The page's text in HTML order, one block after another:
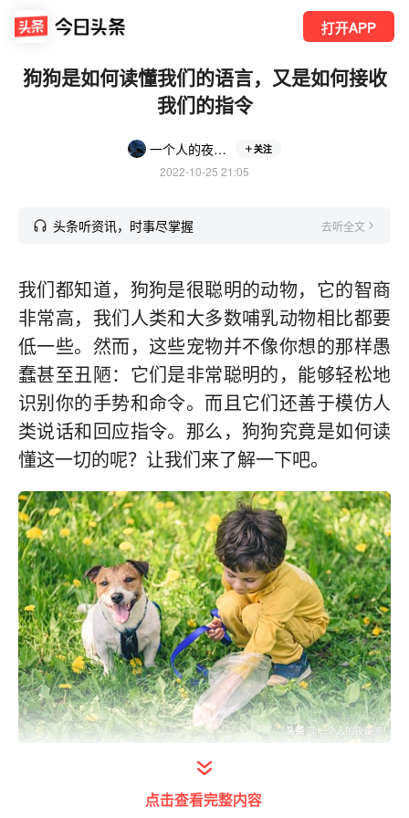
打开APP
狗狗是如何读懂我们的语言，又是如何接收
我们的指令
一个人的夜晚黑 关注
2022-10-25 21:05
头条听资讯，时事尽掌握 去听全文
我们都知道，狗狗是很聪明的动物，它的智商
非常高，我们人类和大多数哺乳动物相比都要
低一些。然而，这些宠物并不像你想的那样愚
蠢甚至丑陋：它们是非常聪明的，能够轻松地
识别你的手势和命令。而且它们还善于模仿人
类说话和回应指令。那么，狗狗究竟是如何读
懂这一切的呢？让我们来了解一下吧。
打开今日头条查看图片详情
一、狗狗如何通过手势来学习
点击查看完整内容